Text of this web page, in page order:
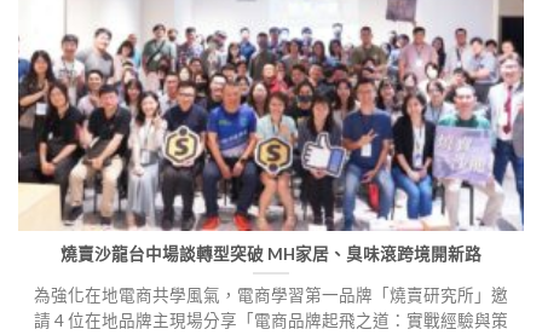
燒賣沙龍台中場談轉型突破 MH家居、臭味滾跨境開新路
為強化在地電商共學風氣，電商學習第一品牌「燒賣研究所」邀
請 4 位在地品牌主現場分享「電商品牌起飛之道：實戰經驗與策